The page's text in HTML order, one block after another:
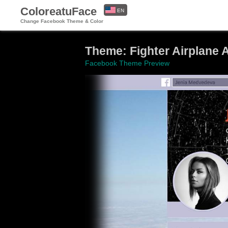
ColoreatuFace
Change Facebook Theme & Color
EN
Theme: Fighter Airplane
Facebook Theme Preview